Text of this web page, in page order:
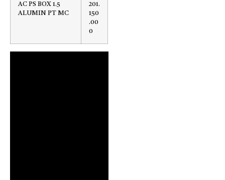
AC PS BOX 1.5
ALUMIN PT MC
201.
150
.00
0